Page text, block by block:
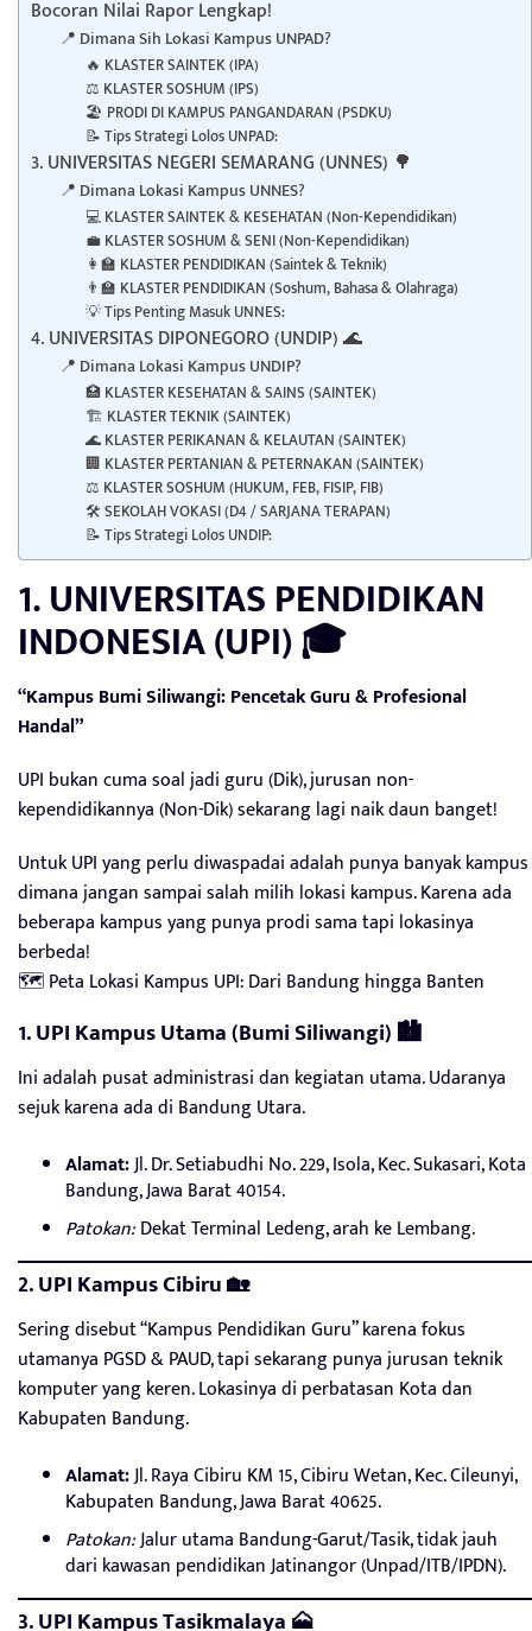
Bocoran Nilai Rapor Lengkap!
📍 Dimana Sih Lokasi Kampus UNPAD?
🔥 KLASTER SAINTEK (IPA)
⚖️ KLASTER SOSHUM (IPS)
🏖️ PRODI DI KAMPUS PANGANDARAN (PSDKU)
📝 Tips Strategi Lolos UNPAD:
3. UNIVERSITAS NEGERI SEMARANG (UNNES) 🌳
📍 Dimana Lokasi Kampus UNNES?
💻 KLASTER SAINTEK & KESEHATAN (Non-Kependidikan)
💼 KLASTER SOSHUM & SENI (Non-Kependidikan)
👩‍🏫 KLASTER PENDIDIKAN (Saintek & Teknik)
👨‍🏫 KLASTER PENDIDIKAN (Soshum, Bahasa & Olahraga)
💡 Tips Penting Masuk UNNES:
4. UNIVERSITAS DIPONEGORO (UNDIP) 🌊
📍 Dimana Lokasi Kampus UNDIP?
🏥 KLASTER KESEHATAN & SAINS (SAINTEK)
🏗️ KLASTER TEKNIK (SAINTEK)
🌊 KLASTER PERIKANAN & KELAUTAN (SAINTEK)
🏢 KLASTER PERTANIAN & PETERNAKAN (SAINTEK)
⚖️ KLASTER SOSHUM (HUKUM, FEB, FISIP, FIB)
🛠️ SEKOLAH VOKASI (D4 / SARJANA TERAPAN)
📝 Tips Strategi Lolos UNDIP:
1. UNIVERSITAS PENDIDIKAN
INDONESIA (UPI) 🎓
“Kampus Bumi Siliwangi: Pencetak Guru & Profesional
Handal”
UPI bukan cuma soal jadi guru (Dik), jurusan non-
kependidikannya (Non-Dik) sekarang lagi naik daun banget!
Untuk UPI yang perlu diwaspadai adalah punya banyak kampus
dimana jangan sampai salah milih lokasi kampus. Karena ada
beberapa kampus yang punya prodi sama tapi lokasinya
berbeda!
🗺️ Peta Lokasi Kampus UPI: Dari Bandung hingga Banten
1. UPI Kampus Utama (Bumi Siliwangi) 🏙️
Ini adalah pusat administrasi dan kegiatan utama. Udaranya
sejuk karena ada di Bandung Utara.
Alamat:Jl. Dr. Setiabudhi No. 229, Isola, Kec. Sukasari, Kota
Bandung, Jawa Barat 40154.
Patokan:Dekat Terminal Ledeng, arah ke Lembang.
2. UPI Kampus Cibiru 🏡
Sering disebut “Kampus Pendidikan Guru” karena fokus
utamanya PGSD & PAUD, tapi sekarang punya jurusan teknik
komputer yang keren. Lokasinya di perbatasan Kota dan
Kabupaten Bandung.
Alamat:Jl. Raya Cibiru KM 15, Cibiru Wetan, Kec. Cileunyi,
Kabupaten Bandung, Jawa Barat 40625.
Patokan:Jalur utama Bandung-Garut/Tasik, tidak jauh
dari kawasan pendidikan Jatinangor (Unpad/ITB/IPDN).
3. UPI Kampus Tasikmalaya 🗻